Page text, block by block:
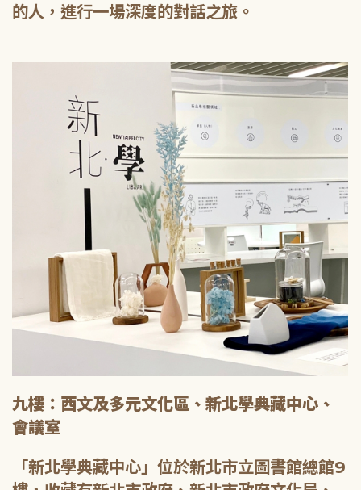
的人，進行一場深度的對話之旅。
九樓：西文及多元文化區、新北學典藏中心、
會議室
「新北學典藏中心」位於新北市立圖書館總館9